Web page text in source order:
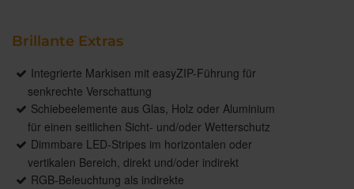
Brillante Extras
Integrierte Markisen mit easyZIP-Führung für
senkrechte Verschattung
Schiebeelemente aus Glas, Holz oder Aluminium
für einen seitlichen Sicht- und/oder Wetterschutz
Dimmbare LED-Stripes im horizontalen oder
vertikalen Bereich, direkt und/oder indirekt
RGB-Beleuchtung als indirekte